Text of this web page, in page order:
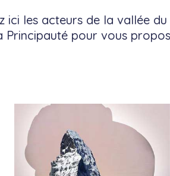
ici les acteurs de la vallée
Principauté pour vous